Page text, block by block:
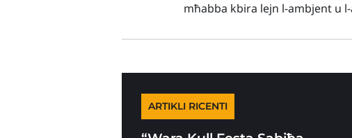
mħabba kbira lejn l-ambjent u
ARTIKLI RICENTI